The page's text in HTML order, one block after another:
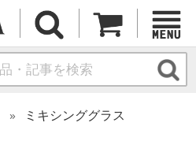
ミキシンググラス